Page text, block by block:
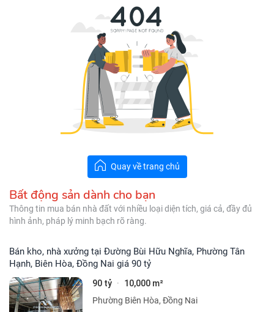
Quay về trang chủ
Bất động sản dành cho bạn
Thông tin mua bán nhà đất với nhiều loại diện tích, giá cả, đầy đủ
hình ảnh, pháp lý minh bạch rõ ràng.
Bán kho, nhà xưởng tại Đường Bùi Hữu Nghĩa, Phường Tân
Hạnh, Biên Hòa, Đồng Nai giá 90 tỷ
90 tỷ · 10,000 m²
Phường Biên Hòa, Đồng Nai